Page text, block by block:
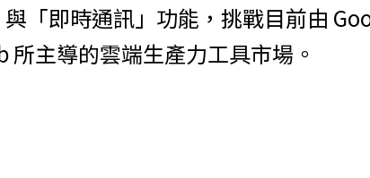
與「即時通訊」功能，挑戰目前由
所主導的雲端生產力工具市場。